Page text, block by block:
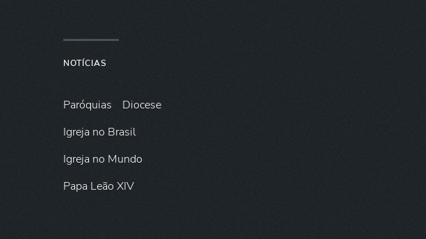
NOTÍCIAS
Paróquias
Diocese
Igreja no Brasil
Igreja no Mundo
Papa Leão XIV